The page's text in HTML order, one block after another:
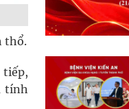
thổ.
tiếp,
tính